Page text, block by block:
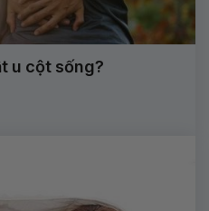
u cột sống?